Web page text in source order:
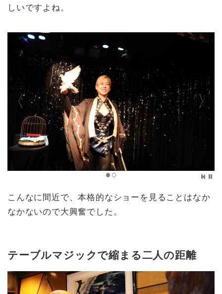
しいですよね。
こんなに間近で、本格的なショーを見ることはなか
なかないので大興奮でした。
テーブルマジックで縮まる二人の距離